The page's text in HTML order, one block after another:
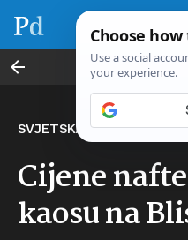
SVJETSKA NAFTNA
Cijene
kaosu na